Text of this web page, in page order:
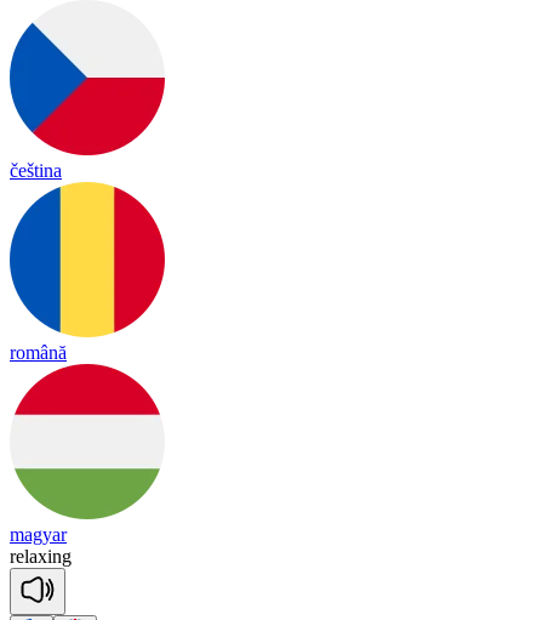
čeština
română
magyar
relaxing